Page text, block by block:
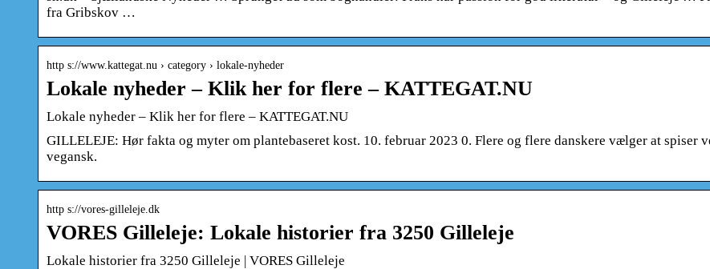
fra Gribskov …
http s://www.kattegat.nu › category › lokale-nyheder
Lokale nyheder – Klik her for flere – KATTEGAT.NU
Lokale nyheder – Klik her for flere – KATTEGAT.NU
GILLELEJE: Hør fakta og myter om plantebaseret kost. 10. februar 2023 0. Flere og flere danskere vælger at spiser
vegansk.
http s://vores-gilleleje.dk
VORES Gilleleje: Lokale historier fra 3250 Gilleleje
Lokale historier fra 3250 Gilleleje | VORES Gilleleje